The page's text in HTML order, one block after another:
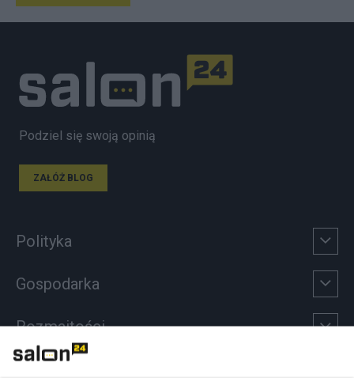
Podziel się swoją opinią
ZAŁÓŻ BLOG
Polityka
Gospodarka
Rozmaitości